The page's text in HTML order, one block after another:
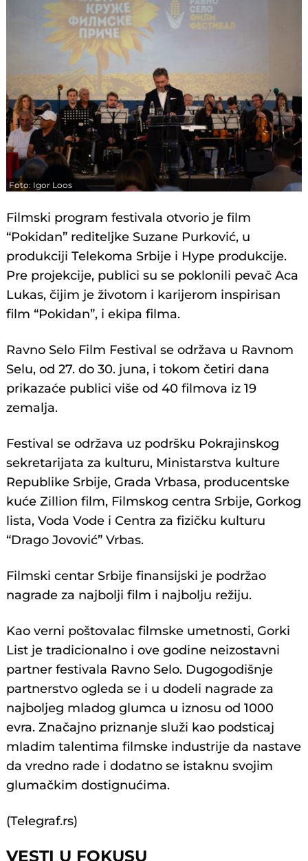
Foto: Igor Loos
Filmski program festivala otvorio je film
“Pokidan” rediteljke Suzane Purković, u
produkciji Telekoma Srbije i Hype produkcije.
Pre projekcije, publici su se poklonili pevač Aca
Lukas, čijim je životom i karijerom inspirisan
film “Pokidan”, i ekipa filma.
Ravno Selo Film Festival se održava u Ravnom
Selu, od 27. do 30. juna, i tokom četiri dana
prikazaće publici više od 40 filmova iz 19
zemalja.
Festival se održava uz podršku Pokrajinskog
sekretarijata za kulturu, Ministarstva kulture
Republike Srbije, Grada Vrbasa, producentske
kuće Zillion film, Filmskog centra Srbije, Gorkog
lista, Voda Vode i Centra za fizičku kulturu
“Drago Jovović” Vrbas.
Filmski centar Srbije finansijski je podržao
nagrade za najbolji film i najbolju režiju.
Kao verni poštovalac filmske umetnosti, Gorki
List je tradicionalno i ove godine neizostavni
partner festivala Ravno Selo. Dugogodišnje
partnerstvo ogleda se i u dodeli nagrade za
najboljeg mladog glumca u iznosu od 1000
evra. Značajno priznanje služi kao podsticaj
mladim talentima filmske industrije da nastave
da vredno rade i dodatno se istaknu svojim
glumačkim dostignućima.
(Telegraf.rs)
VESTI U FOKUSU